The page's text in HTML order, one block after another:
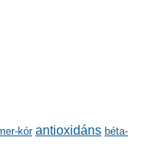
kór antioxidáns béta-